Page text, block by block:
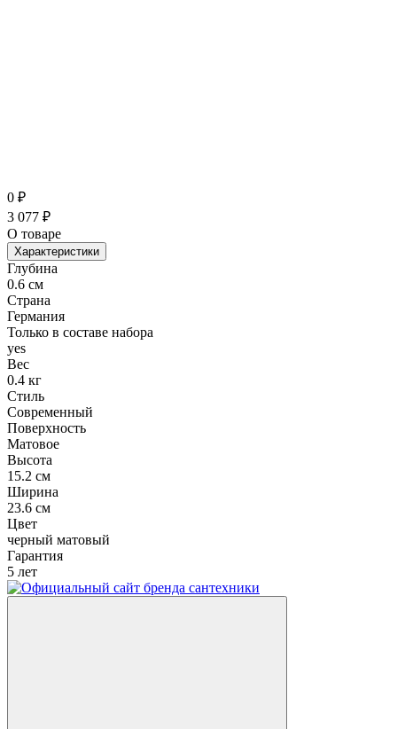
0 ₽
3 077 ₽
О товаре
Характеристики
Глубина
0.6 см
Страна
Германия
Только в составе набора
yes
Вес
0.4 кг
Стиль
Современный
Поверхность
Матовое
Высота
15.2 см
Ширина
23.6 см
Цвет
черный матовый
Гарантия
5 лет